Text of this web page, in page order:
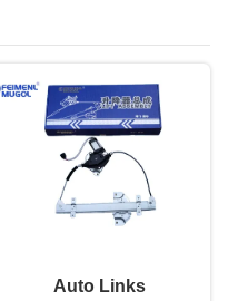
Auto Links